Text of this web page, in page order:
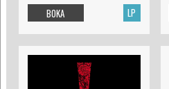
LP
BOKA